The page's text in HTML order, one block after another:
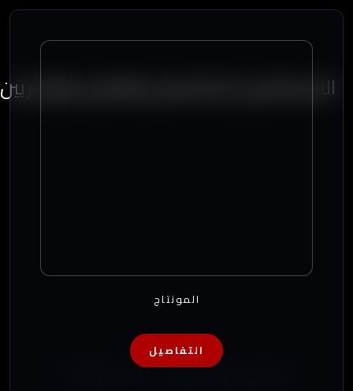
المونتاج
التفاصيل
المستشارين الإعلاميين والفنيين والإداريين
بعض الإحصائيات عن شركتنا